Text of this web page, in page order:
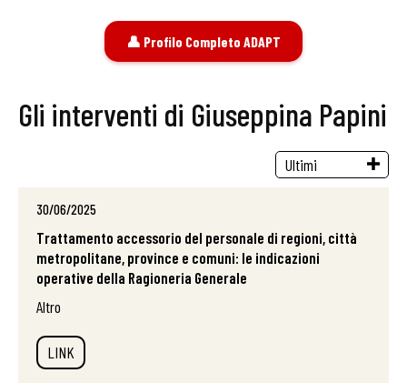
👤 Profilo Completo ADAPT
Gli interventi di Giuseppina Papini
30/06/2025
Trattamento accessorio del personale di regioni, città
metropolitane, province e comuni: le indicazioni
operative della Ragioneria Generale
Altro
LINK